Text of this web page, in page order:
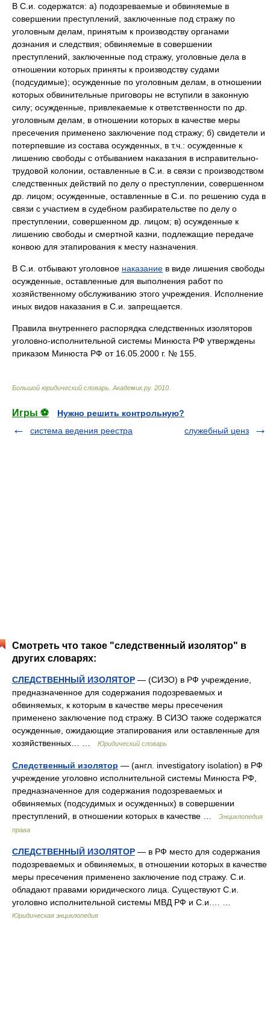
В С.и. содержатся: а) подозреваемые и обвиняемые в
совершении преступлений, заключенные под стражу по
уголовным делам, принятым к производству органами
дознания и следствия; обвиняемые в совершении
преступлений, заключенные под стражу, уголовные дела в
отношении которых приняты к производству судами
(подсудимые); осужденные по уголовным делам, в отношении
которых обвинительные приговоры не вступили в законную
силу; осужденные, привлекаемые к ответственности по др.
уголовным делам, в отношении которых в качестве меры
пресечения применено заключение под стражу; б) свидетели и
потерпевшие из состава осужденных, в т.ч.: осужденные к
лишению свободы с отбыванием наказания в исправительно-
трудовой колонии, оставленные в С.и. в связи с производством
следственных действий по делу о преступлении, совершенном
др. лицом; осужденные, оставленные в С.и. по решению суда в
связи с участием в судебном разбирательстве по делу о
преступлении, совершенном др. лицом; в) осужденные к
лишению свободы и смертной казни, подлежащие передаче
конвою для этапирования к месту назначения.
В С.и. отбывают уголовное наказание в виде лишения свободы
осужденные, оставленные для выполнения работ по
хозяйственному обслуживанию этого учреждения. Исполнение
иных видов наказания в С.и. запрещается.
Правила внутреннего распорядка следственных изоляторов
уголовно-исполнительной системы Минюста РФ утверждены
приказом Минюста РФ от 16.05.2000 г. № 155.
Большой юридический словарь Академик.ру. 2010
Игры ⚽
Нужно решить контрольную?
система ведения реестра
служебный ценз
Смотреть что такое "следственный изолятор" в
других словарях:
СЛЕДСТВЕННЫЙ ИЗОЛЯТОР — (СИЗО) в РФ учреждение,
предназначенное для содержания подозреваемых и
обвиняемых, к которым в качестве меры пресечения
применено заключение под стражу. В СИЗО также содержатся
осужденные, ожидающие этапирования или оставленные для
хозяйственных… …
Юридический словарь
Следственный изолятор — (англ. investigatory isolation) в РФ
учреждение уголовно исполнительной системы Минюста РФ,
предназначенное для содержания подозреваемых и
обвиняемых (подсудимых и осужденных) в совершении
преступлений, в отношении которых в качестве …
Энциклопедия
права
СЛЕДСТВЕННЫЙ ИЗОЛЯТОР — в РФ место для содержания
подозреваемых и обвиняемых, в отношении которых в качестве
меры пресечения применено заключение под стражу. С.и.
обладают правами юридического лица. Существуют С.и.
уголовно исполнительной системы МВД РФ и С.и.… …
Юридическая энциклопедия